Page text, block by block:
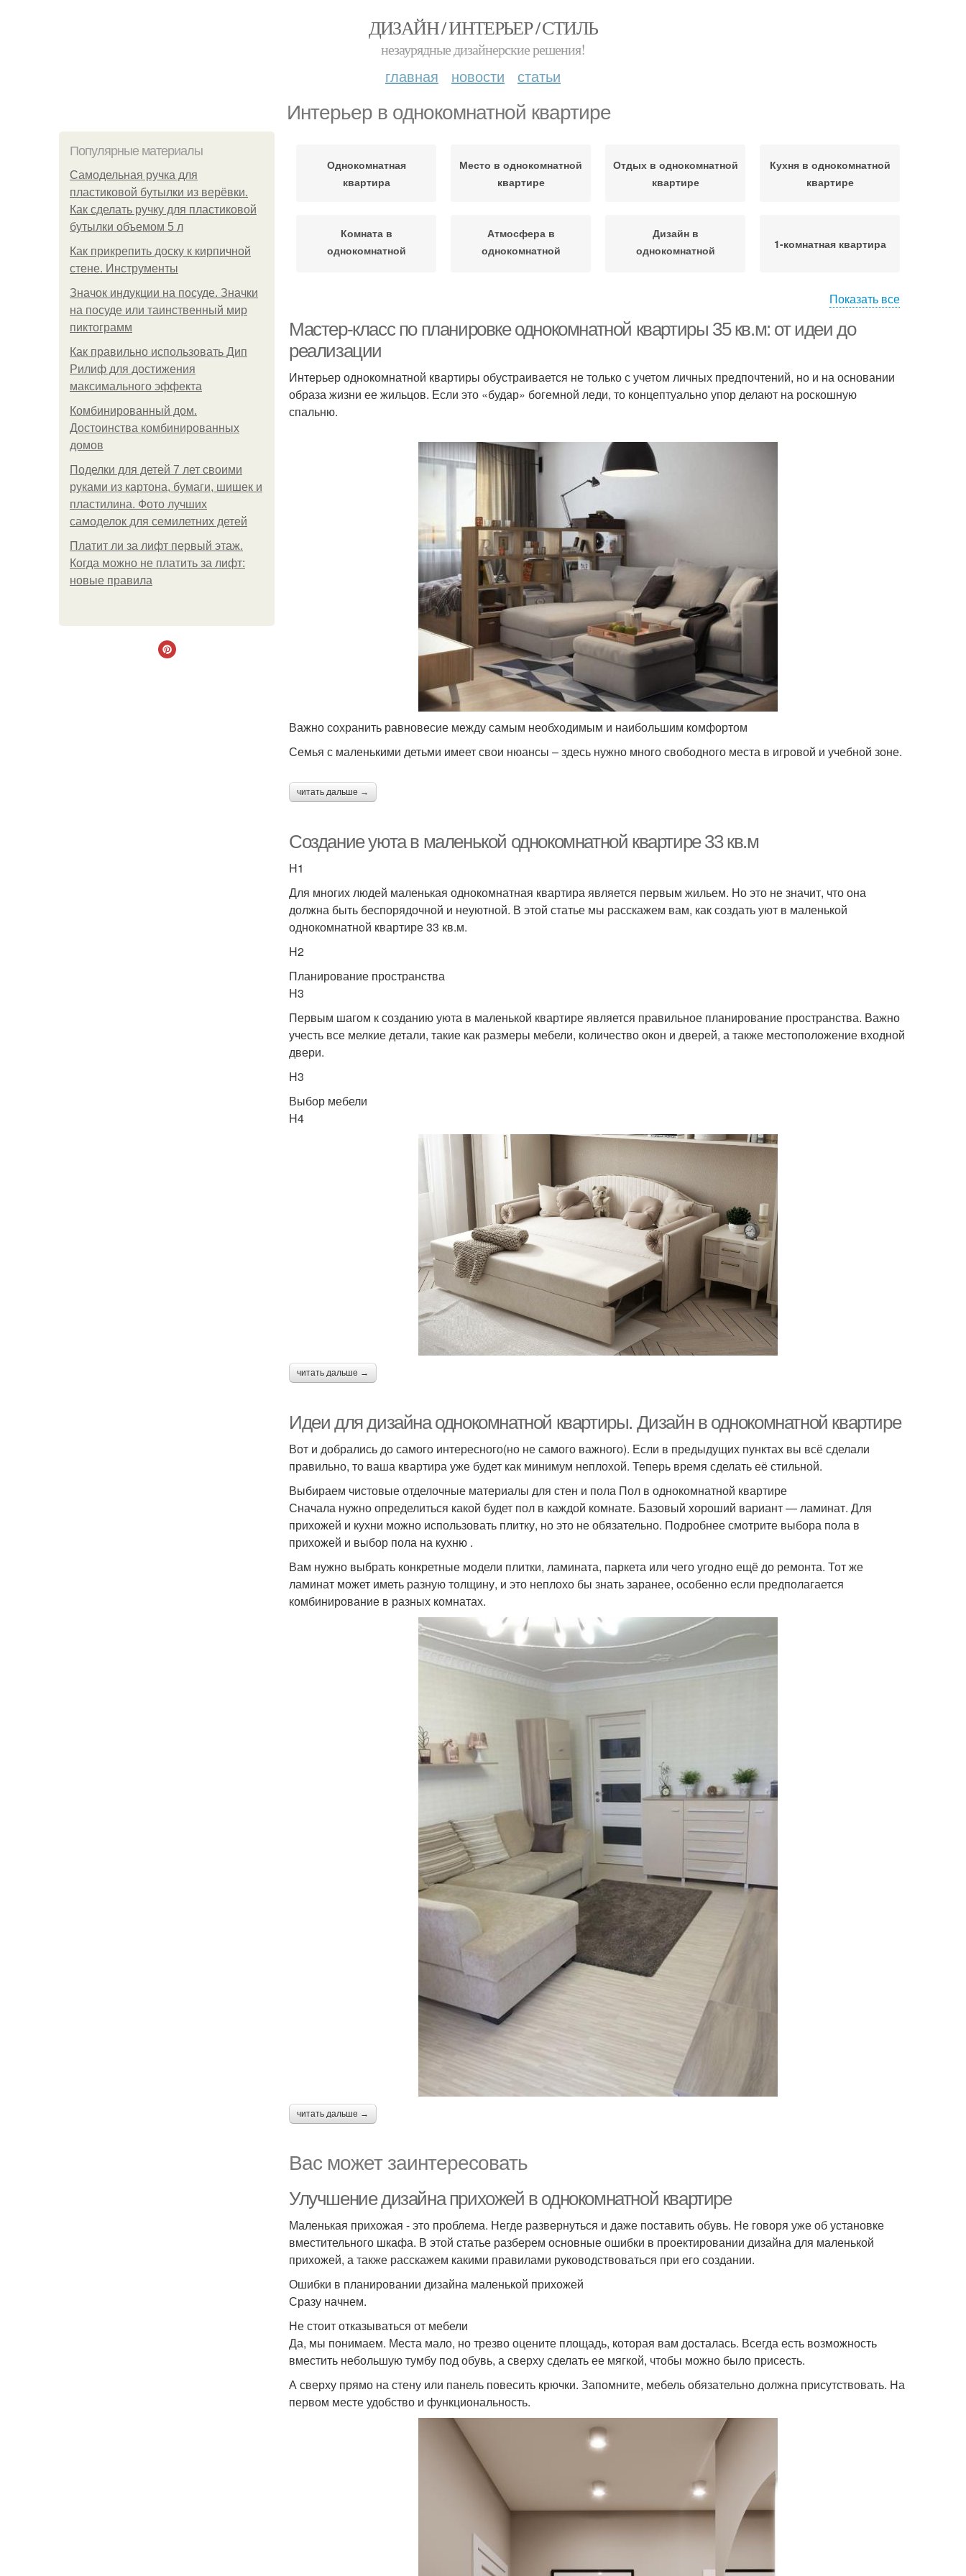
ДИЗАЙН / ИНТЕРЬЕР / СТИЛЬ
незаурядные дизайнерские решения!
главная новости статьи
Интерьер в однокомнатной квартире
Популярные материалы
Самодельная ручка для
пластиковой бутылки из верёвки.
Как сделать ручку для пластиковой
бутылки объемом 5 л
Как прикрепить доску к кирпичной
стене. Инструменты
Значок индукции на посуде. Значки
на посуде или таинственный мир
пиктограмм
Как правильно использовать Дип
Рилиф для достижения
максимального эффекта
Комбинированный дом.
Достоинства комбинированных
домов
Поделки для детей 7 лет своими
руками из картона, бумаги, шишек и
пластилина. Фото лучших
самоделок для семилетних детей
Платит ли за лифт первый этаж.
Когда можно не платить за лифт:
новые правила
Однокомнатная
квартира
Место в однокомнатной
квартире
Отдых в однокомнатной
квартире
Кухня в однокомнатной
квартире
Комната в
однокомнатной
Атмосфера в
однокомнатной
Дизайн в
однокомнатной
1-комнатная квартира
интерьер
Показать все
Мастер-класс по планировке однокомнатной квартиры 35 кв.м: от идеи до
реализации
Интерьер однокомнатной квартиры обустраивается не только с учетом личных предпочтений, но и на основании
образа жизни ее жильцов. Если это «будар» богемной леди, то концептуально упор делают на роскошную
спальню.
Важно сохранить равновесие между самым необходимым и наибольшим комфортом
Семья с маленькими детьми имеет свои нюансы – здесь нужно много свободного места в игровой и учебной зоне.
читать дальше →
Создание уюта в маленькой однокомнатной квартире 33 кв.м
H1
Для многих людей маленькая однокомнатная квартира является первым жильем. Но это не значит, что она
должна быть беспорядочной и неуютной. В этой статье мы расскажем вам, как создать уют в маленькой
однокомнатной квартире 33 кв.м.
H2
Планирование пространства
H3
Первым шагом к созданию уюта в маленькой квартире является правильное планирование пространства. Важно
учесть все мелкие детали, такие как размеры мебели, количество окон и дверей, а также местоположение входной
двери.
H3
Выбор мебели
H4
читать дальше →
Идеи для дизайна однокомнатной квартиры. Дизайн в однокомнатной квартире
Вот и добрались до самого интересного(но не самого важного). Если в предыдущих пунктах вы всё сделали
правильно, то ваша квартира уже будет как минимум неплохой. Теперь время сделать её стильной.
Выбираем чистовые отделочные материалы для стен и пола Пол в однокомнатной квартире
Сначала нужно определиться какой будет пол в каждой комнате. Базовый хороший вариант — ламинат. Для
прихожей и кухни можно использовать плитку, но это не обязательно. Подробнее смотрите выбора пола в
прихожей и выбор пола на кухню .
Вам нужно выбрать конкретные модели плитки, ламината, паркета или чего угодно ещё до ремонта. Тот же
ламинат может иметь разную толщину, и это неплохо бы знать заранее, особенно если предполагается
комбинирование в разных комнатах.
читать дальше →
Вас может заинтересовать
Улучшение дизайна прихожей в однокомнатной квартире
Маленькая прихожая - это проблема. Негде развернуться и даже поставить обувь. Не говоря уже об установке
вместительного шкафа. В этой статье разберем основные ошибки в проектировании дизайна для маленькой
прихожей, а также расскажем какими правилами руководствоваться при его создании.
Ошибки в планировании дизайна маленькой прихожей
Сразу начнем.
Не стоит отказываться от мебели
Да, мы понимаем. Места мало, но трезво оцените площадь, которая вам досталась. Всегда есть возможность
вместить небольшую тумбу под обувь, а сверху сделать ее мягкой, чтобы можно было присесть.
А сверху прямо на стену или панель повесить крючки. Запомните, мебель обязательно должна присутствовать. На
первом месте удобство и функциональность.